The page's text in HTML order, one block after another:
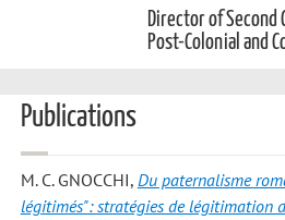
Director of Second
Post-Colonial and
Publications
M. C. GNOCCHI, Du paternalisme
légitimés": stratégies de légitimation